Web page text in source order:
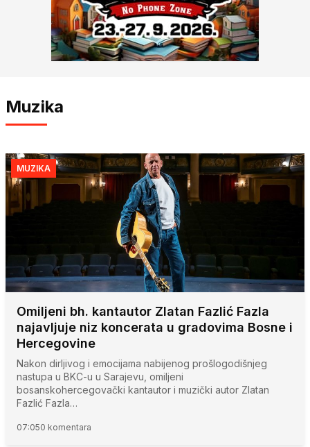
Muzika
MUZIKA
Omiljeni bh. kantautor Zlatan Fazlić Fazla
najavljuje niz koncerata u gradovima Bosne i
Hercegovine
Nakon dirljivog i emocijama nabijenog prošlogodišnjeg
nastupa u BKC-u u Sarajevu, omiljeni
bosanskohercegovački kantautor i muzički autor Zlatan
Fazlić Fazla…
07:050 komentara